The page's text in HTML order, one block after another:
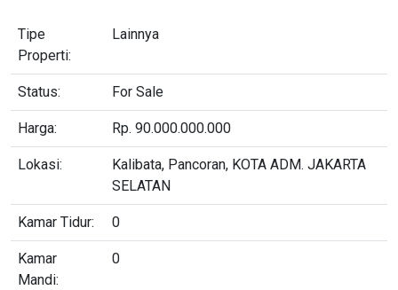
Tipe
Properti:
Lainnya
Status: For Sale
Harga: Rp. 90.000.000.000
Lokasi:
Kalibata, Pancoran, KOTA ADM. JAKARTA
SELATAN
Kamar Tidur: 0
Kamar
Mandi:
0